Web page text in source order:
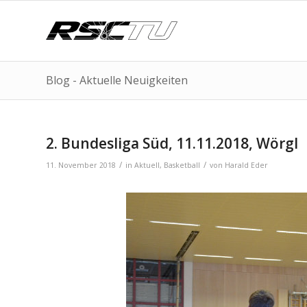
Blog - Aktuelle Neuigkeiten
2. Bundesliga Süd, 11.11.2018, Wörgl
11. November 2018 / in Aktuell, Basketball / von Harald Eder